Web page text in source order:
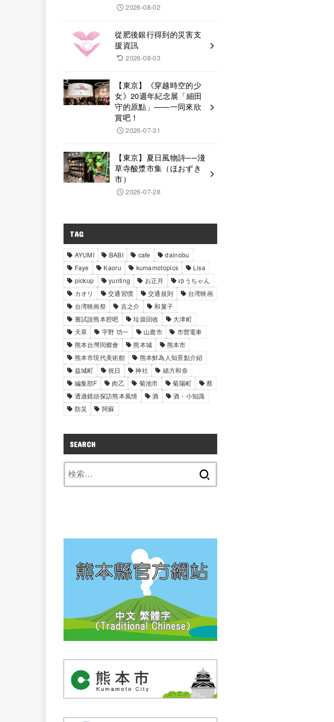
2026-08-02
從肥後銀行得到的災害支
援資訊
2026-08-03
【東京】《穿越時空的少
女》20週年紀念展「細田
守的原點」——一同來欣
賞吧！
2026-07-31
【東京】夏日風物詩──淺
草寺酸漿市集（ほおずき
市）
2026-07-28
TAG
AYUMI BABI cafe
dainobu
Faye
Kaoru kumamotopics
Lisa
pickup
yunting お正月
ゆうちゃん
カオリ
交通習慣 交通規則
台湾映画
台湾映画祭
吉之介
和菓子
嘗試說熊本腔吧
垃圾回收
大津町
天草
宇野 功一 山鹿市
市營電車
熊本台灣同郷會
熊本城
熊本市
熊本市現代美術館
熊本鮮為人知景點介紹
益城町
祝日 神社
緒方和奈
編集部F
肉乙 菊池市 菊陽町
蔡
透過鏡頭探訪熊本風情
酒
酒・小知識
防災
阿蘇
SEARCH